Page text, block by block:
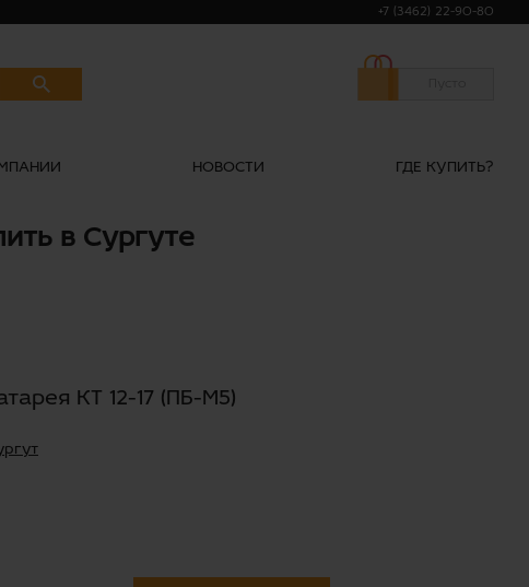
+7 (3462) 22-90-80
НОВОСТИ ГДЕ КУПИТЬ?
в Сургуте
КТ 12-17 (ПБ-М5)